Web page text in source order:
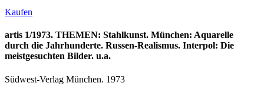
Kaufen
artis 1/1973. THEMEN: Stahlkunst. München: Aquarelle
durch die Jahrhunderte. Russen-Realismus. Interpol: Die
meistgesuchten Bilder. u.a.
Südwest-Verlag München. 1973